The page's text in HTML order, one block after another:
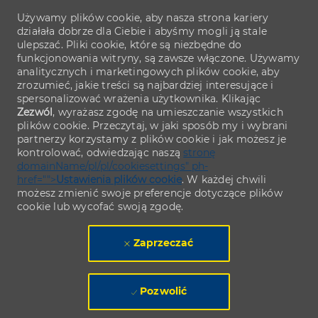
Używamy plików cookie, aby nasza strona kariery
działała dobrze dla Ciebie i abyśmy mogli ją stale
ulepszać. Pliki cookie, które są niezbędne do
funkcjonowania witryny, są zawsze włączone. Używamy
analitycznych i marketingowych plików cookie, aby
zrozumieć, jakie treści są najbardziej interesujące i
spersonalizować wrażenia użytkownika. Klikając
Zezwól, wyrażasz zgodę na umieszczanie wszystkich
plików cookie. Przeczytaj, w jaki sposób my i wybrani
partnerzy korzystamy z plików cookie i jak możesz je
kontrolować, odwiedzając naszą stronę
domainName/pl/pl/cookiesettings" ph-
href="">Ustawienia plików cookie. W każdej chwili
możesz zmienić swoje preferencje dotyczące plików
cookie lub wycofać swoją zgodę.
Zaprzeczać
Pozwolić